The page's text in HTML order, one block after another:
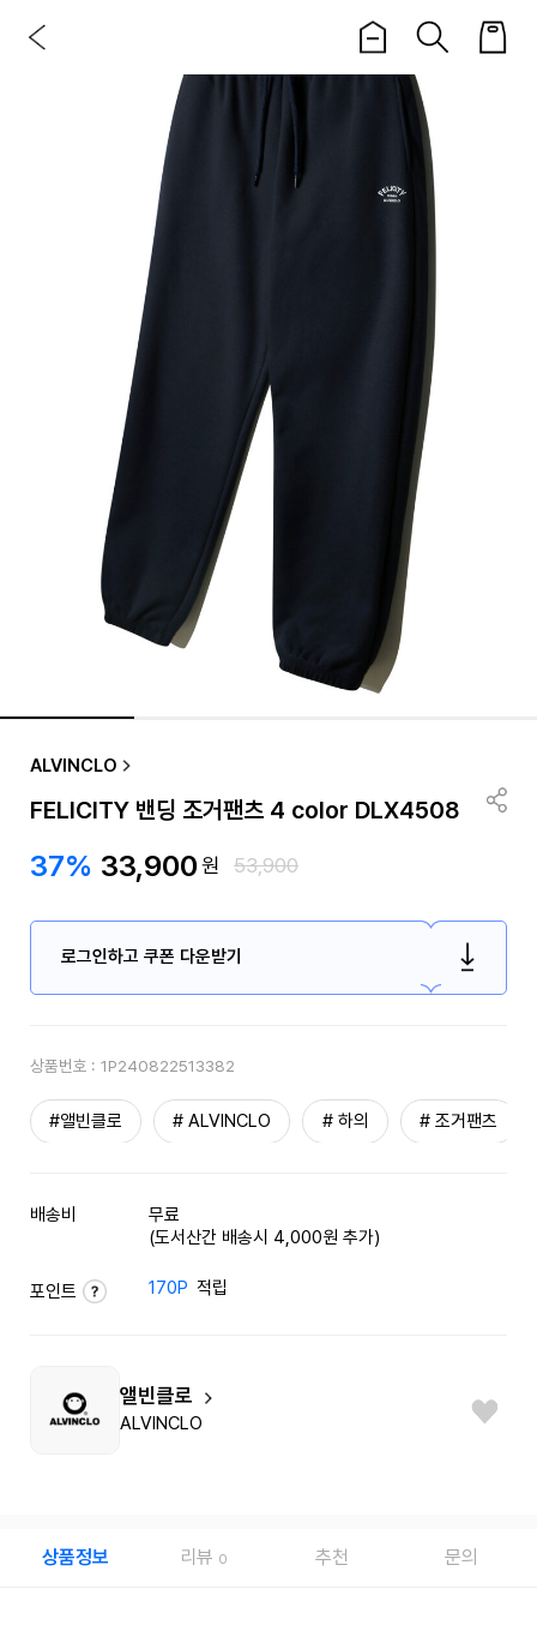
ALVINCLO
FELICITY 밴딩 조거팬츠 4 color DLX4508
37% 33,900원 53,900
로그인하고 쿠폰 다운받기
상품번호 : 1P240822513382
#앨빈클로 # ALVINCLO # 하의 # 조거팬츠
배송비
무료
(도서산간 배송시 4,000원 추가)
포인트 170P 적립
앨빈클로
ALVINCLO
상품정보 리뷰 0 추천 문의